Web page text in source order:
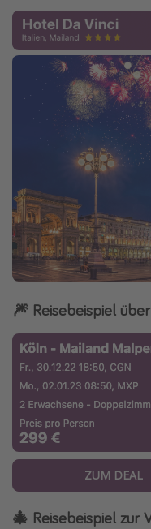
🎆 Reisebeispiel
ZUM DEAL
🎄 Reisebeispiel zur